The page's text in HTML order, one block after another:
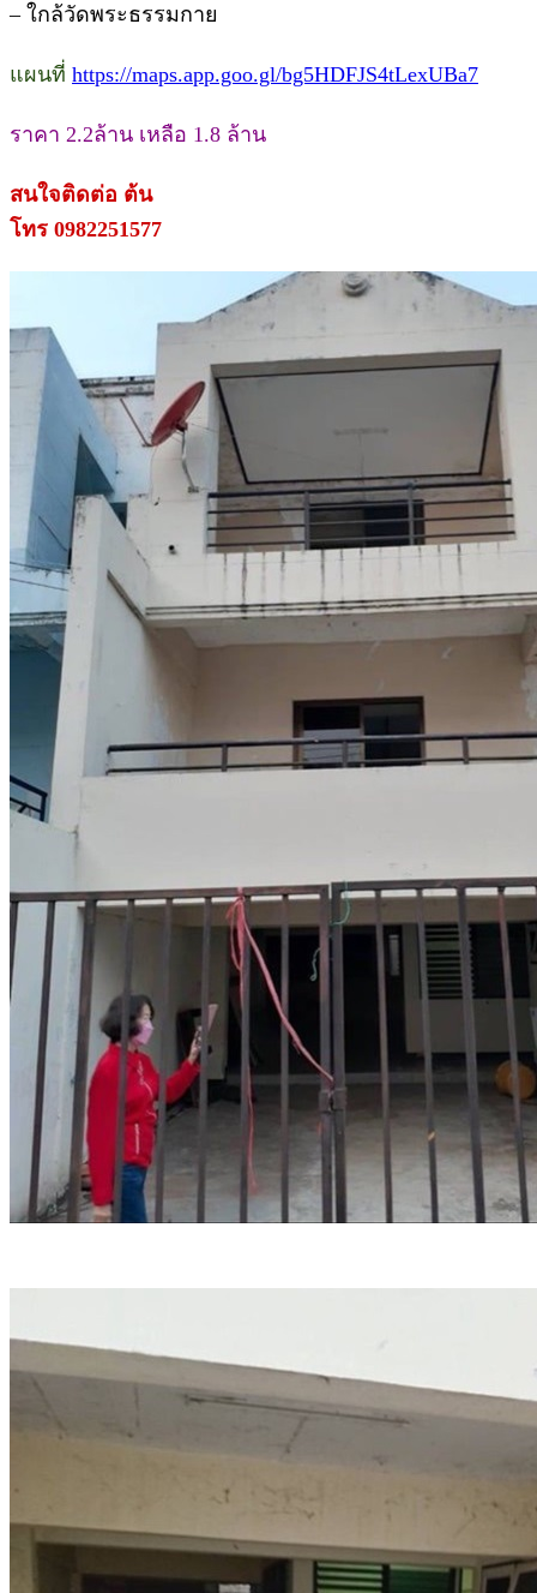
– ใกล้วัดพระธรรมกาย
แผนที่ https://maps.app.goo.gl/bg5HDFJS4tLexUBa7
ราคา 2.2ล้าน เหลือ 1.8 ล้าน
สนใจติดต่อ ต้น
โทร 0982251577